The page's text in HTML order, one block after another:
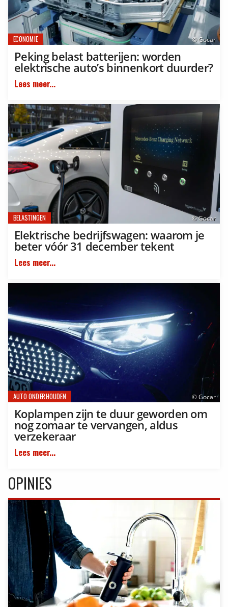
© Gocar
ECONOMIE
Peking belast batterijen: worden
elektrische auto’s binnenkort duurder?
Lees meer...
© Gocar
BELASTINGEN
Elektrische bedrijfswagen: waarom je
beter vóór 31 december tekent
Lees meer...
© Gocar
AUTO ONDERHOUDEN
Koplampen zijn te duur geworden om
nog zomaar te vervangen, aldus
verzekeraar
Lees meer...
OPINIES